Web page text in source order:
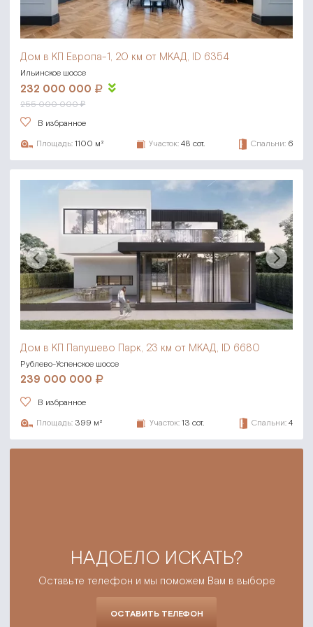
Дом в КП Европа-1, 20 км от МКАД, ID 6354
Ильинское шоссе
232 000 000
255 000 000 ₽
В избранное
Площадь: 1100 м² Участок: 48 сот. Спальни: 6
Дом в КП Папушево Парк, 23 км от МКАД, ID 6680
Рублево-Успенское шоссе
239 000 000
В избранное
Площадь: 399 м² Участок: 13 сот. Спальни: 4
НАДОЕЛО ИСКАТЬ?
Оставьте телефон и мы поможем Вам в выборе
ОСТАВИТЬ ТЕЛЕФОН